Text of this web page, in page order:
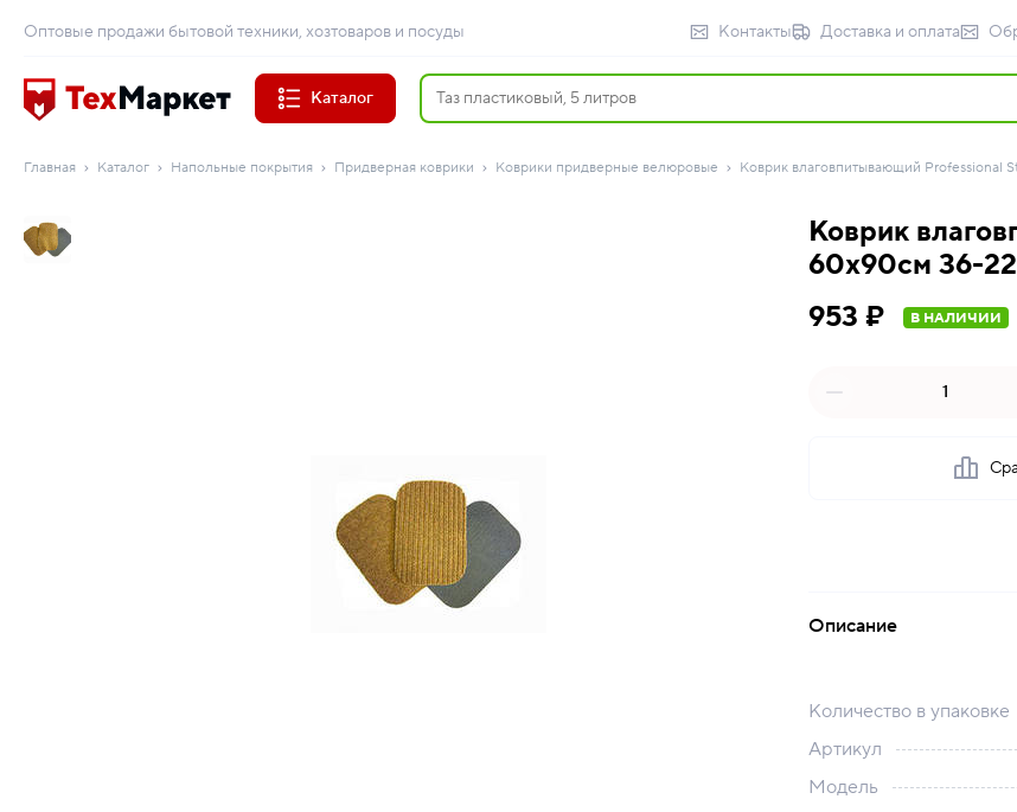
Оптовые продажи бытовой техники, хозтоваров и посуды Контакты Доставка и оплата
Каталог
Главная Каталог Напольные покрытия Придверная коврики Коврики придверные велюровые Коврик влаговпитывающий Professional
Коврик
60х90см 36-
953 ₽
В НАЛИЧИИ
Описание
Количество в упаковке
Артикул
Модель